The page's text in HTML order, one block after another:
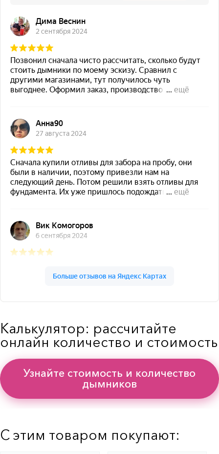
Калькулятор: рассчитайте
онлайн количество и стоимость
Узнайте стоимость и количество
дымников
С этим товаром покупают: